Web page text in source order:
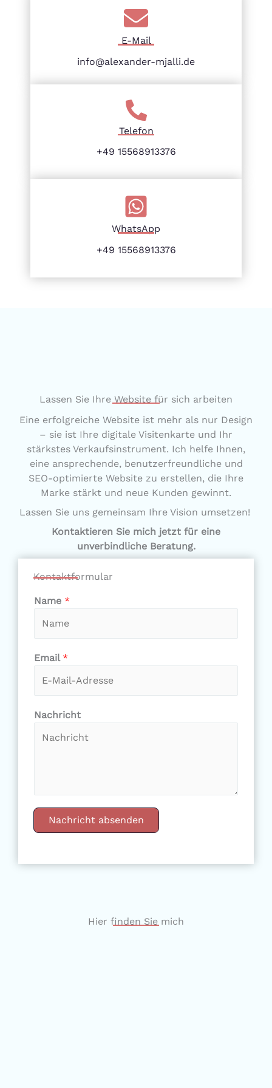
E-Mail
info@alexander-mjalli.de
Telefon
+49 15568913376
WhatsApp
+49 15568913376
Lassen Sie Ihre Website für sich arbeiten
Eine erfolgreiche Website ist mehr als nur Design
– sie ist Ihre digitale Visitenkarte und Ihr
stärkstes Verkaufsinstrument. Ich helfe Ihnen,
eine ansprechende, benutzerfreundliche und
SEO-optimierte Website zu erstellen, die Ihre
Marke stärkt und neue Kunden gewinnt.
Lassen Sie uns gemeinsam Ihre Vision umsetzen!
Kontaktieren Sie mich jetzt für eine
unverbindliche Beratung.
Kontaktformular
Name *
Email *
Nachricht
Nachricht absenden
Hier finden Sie mich